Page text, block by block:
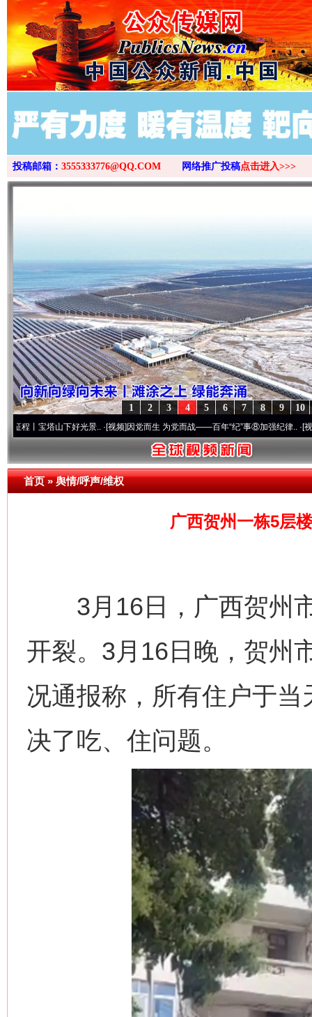
投稿邮箱： 3555333776@QQ.COM 网络推广投稿点击进入>>>
10
9
8
7
6
5
4
3
2
1
塔山下好光景..·[视频]因党而生 为党而战——百年“纪”事⑧加强纪律..·[视频]牢记初
首页»舆情/呼声/维权
广西贺州一栋5层
3月16日，广西贺州市
开裂。3月16日晚，贺州
况通报称，所有住户于
决了吃、住问题。